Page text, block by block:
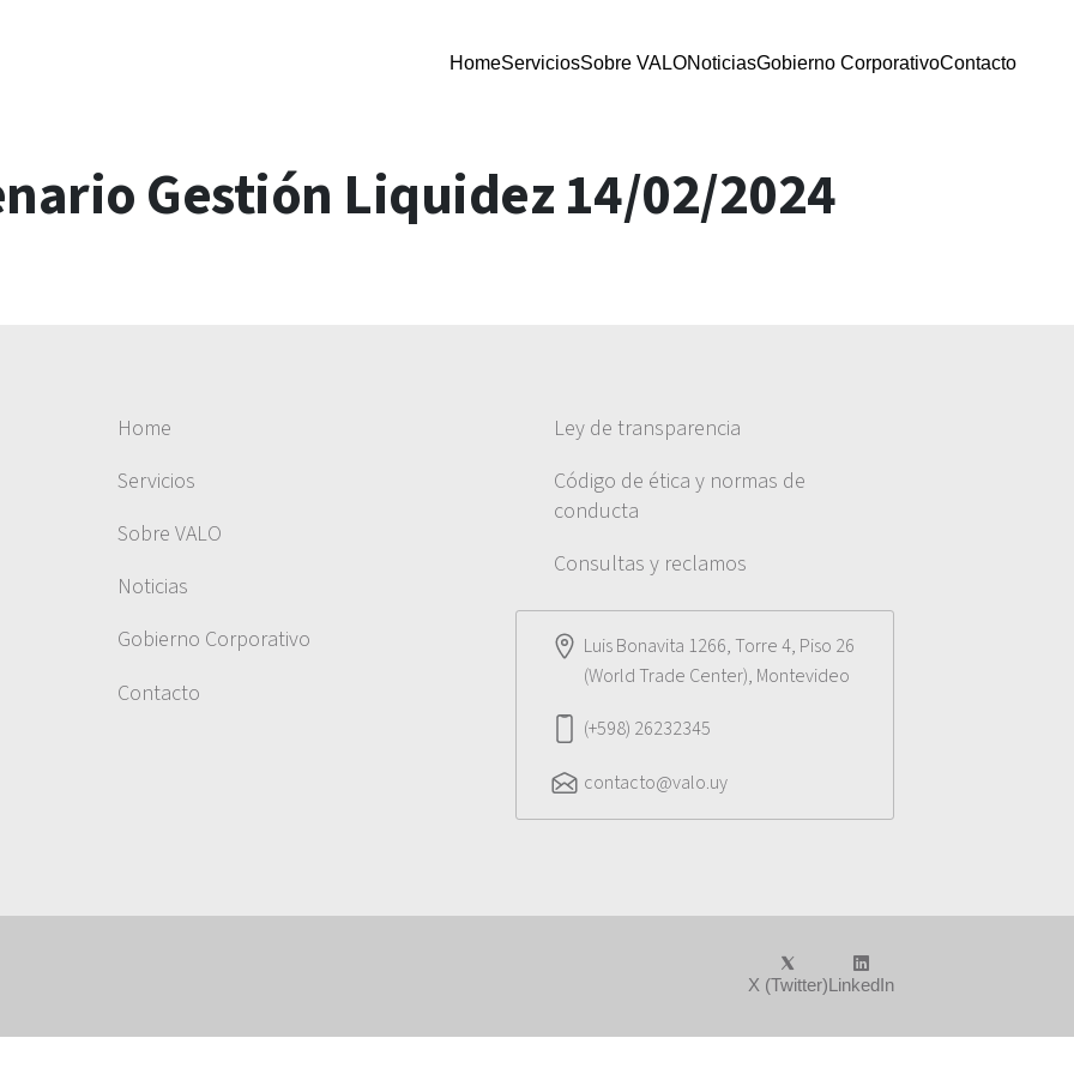
HomeServiciosSobre VALONoticiasGobierno CorporativoContacto
Gestión Liquidez 14/02/2024
Home
Servicios
Sobre VALO
Noticias
Gobierno Corporativo
Contacto
Ley de transparencia
Código de ética y normas de
conducta
Consultas y reclamos
Luis Bonavita 1266, Torre 4, Piso 26
(World Trade Center), Montevideo
(+598) 26232345
contacto@valo.uy
X (Twitter)LinkedIn